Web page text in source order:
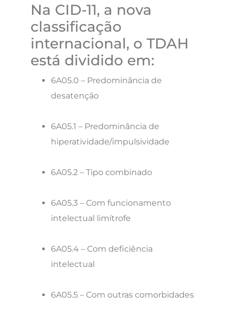
Na CID-11, a nova
classificação
internacional, o TDAH
está dividido em:
6A05.0 – Predominância de
desatenção
6A05.1 – Predominância de
hiperatividade/impulsividade
6A05.2 – Tipo combinado
6A05.3 – Com funcionamento
intelectual limítrofe
6A05.4 – Com deficiência
intelectual
6A05.5 – Com outras comorbidades